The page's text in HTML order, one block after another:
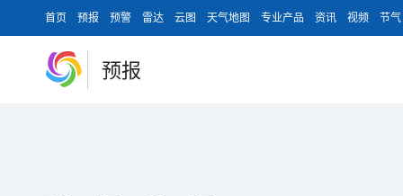
首页 预报 预警 雷达 云图 天气地图 专业产品 资讯 视频 节气
预报